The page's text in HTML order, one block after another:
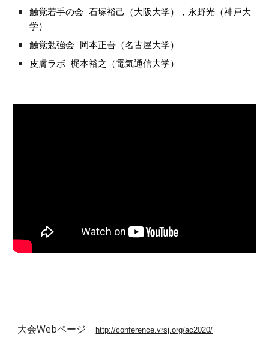
触覚若手の会石塚裕己（大阪大学），永野光（神戸大
学）
触覚勉強会 岡本正吾（名古屋大学）
皮膚ラボ 梶本裕之（電気通信大学）
大会Webページ http://conference.vrsj.org/ac2020/